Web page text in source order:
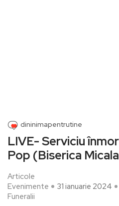
dininimapentrutine
LIVE- Serviciu
Pop (Biserica
Articole
Evenimente
Funeralii
31 ianuarie 2024